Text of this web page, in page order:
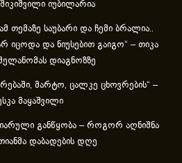
იუბილარია
საუბარი და ჩემი ბრალია..
იცოდა და ნიუსებით გაიგო“ – თიკა
დიაგნოზზე
მარ­ტო, ცალ­კე ცხოვ­რე­ბის“ –
მაყაშვილი
განწყობა – როგორ აღნიშნა
დაბადების დღე